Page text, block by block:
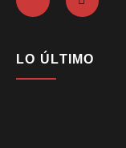
LO ÚLTIMO